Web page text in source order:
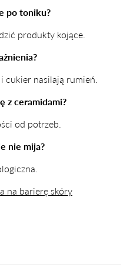
po toniku?
produkty kojące.
cukier nasilają rumień.
z ceramidami?
od potrzeb.
nie mija?
na barierę skóry